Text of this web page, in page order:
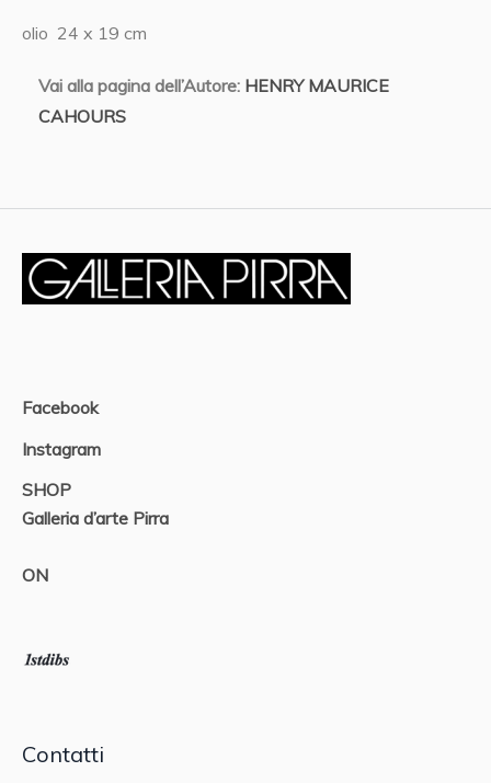
olio 24 x 19 cm
Vai alla pagina dell’Autore: HENRY MAURICE
CAHOURS
Facebook
Instagram
SHOP
Galleria d’arte Pirra
ON
Contatti